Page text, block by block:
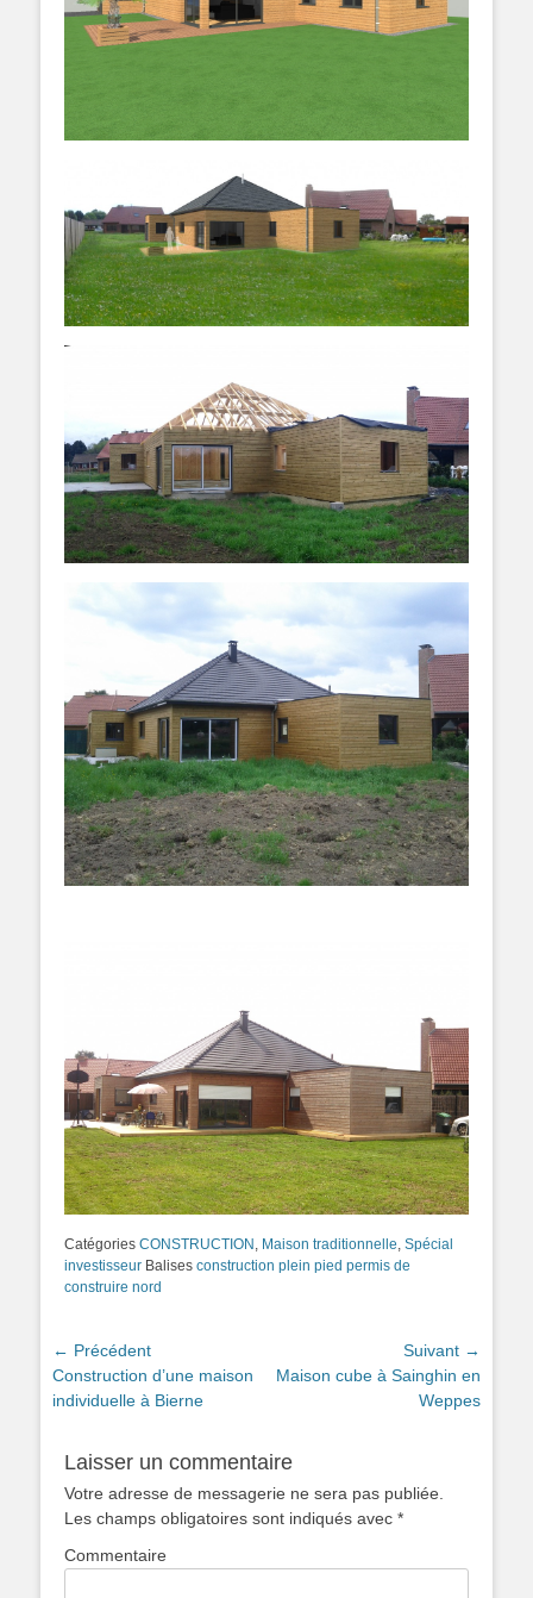
Catégories CONSTRUCTION, Maison traditionnelle, Spécial
investisseur Balises construction plein pied permis de
construire nord
Navigation
de
l’article
← Précédent
Article
précédent :
Construction d’une maison
individuelle à Bierne
Suivant →
Article
Maison cube à Sainghin en
Weppes
Laisser un commentaire
Votre adresse de messagerie ne sera pas publiée.
Les champs obligatoires sont indiqués avec *
Commentaire